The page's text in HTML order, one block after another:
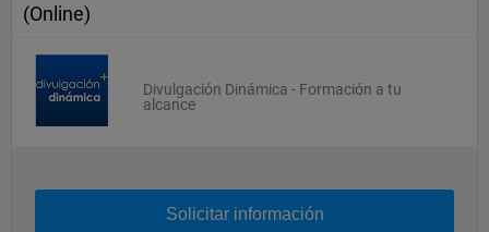
(Online)
Divulgación Dinámica - Formación a tu
alcance
Solicitar información